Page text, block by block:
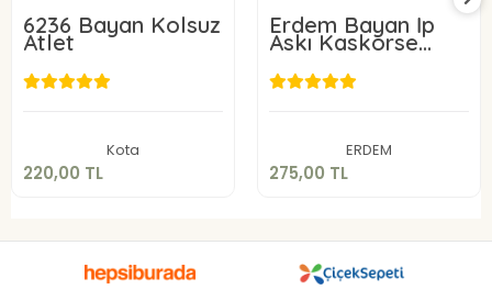
6236 Bayan Kolsuz
Atlet
Kota
220,00 TL
220,00 TL
Erdem Bayan İp
Askı Kaskorse
Atlet 2153
ERDEM
275,00 TL
275,00 TL